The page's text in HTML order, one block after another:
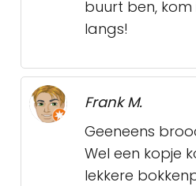
buurt ben, kom
langs!
Frank M.
Geeneens
Wel een kopje
lekkere